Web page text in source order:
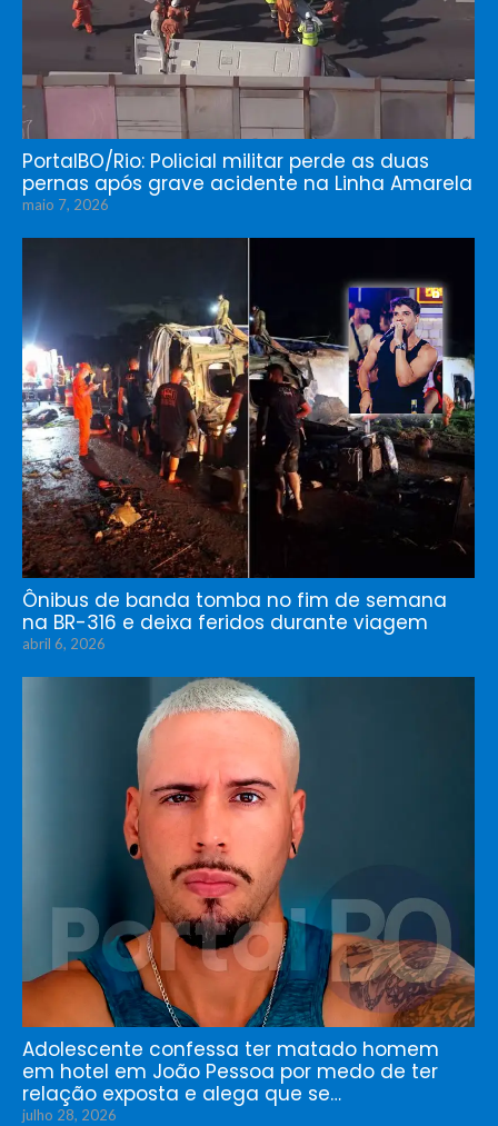
PortalBO/Rio: Policial militar perde as duas
pernas após grave acidente na Linha Amarela
maio 7, 2026
Ônibus de banda tomba no fim de semana
na BR-316 e deixa feridos durante viagem
abril 6, 2026
Adolescente confessa ter matado homem
em hotel em João Pessoa por medo de ter
relação exposta e alega que se…
julho 28, 2026